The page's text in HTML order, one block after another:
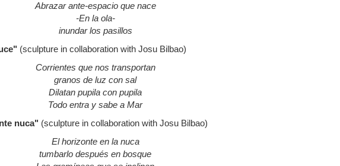
Abrazar ante-espacio que nace
-En la ola-
inundar los pasillos
(sculpture in collaboration with Josu Bilbao)
Corrientes que nos transportan
granos de luz con sal
Dilatan pupila con pupila
Todo entra y sabe a Mar
nuca" (sculpture in collaboration with Josu Bilbao)
El horizonte en la nuca
tumbarlo después en bosque